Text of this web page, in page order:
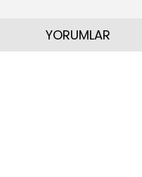
YORUMLAR